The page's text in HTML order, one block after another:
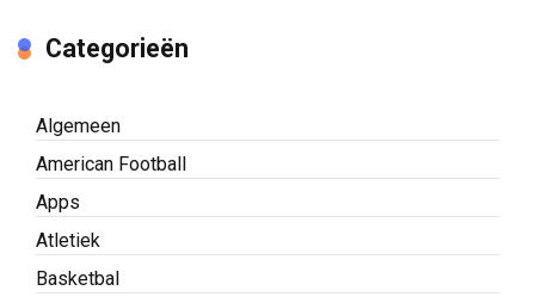
Categorieën
Algemeen
American Football
Apps
Atletiek
Basketbal